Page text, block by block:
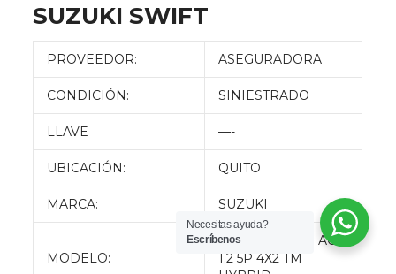
SUZUKI SWIFT
PROVEEDOR: ASEGURADORA
CONDICIÓN: SINIESTRADO
LLAVE —-
UBICACIÓN: QUITO
MARCA: SUZUKI
MODELO:
SWIFT ISG GLS AC
1.2 5P 4X2 TM
Necesitas ayuda?
Escríbenos